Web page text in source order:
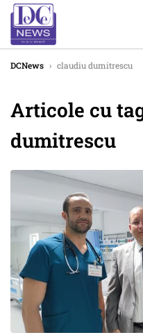
DCNews › claudiu dumitrescu
Articole cu
dumitrescu